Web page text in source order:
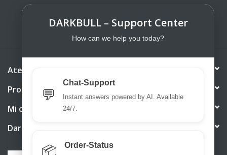
Atención al cliente
Productos
Mi cuenta
DarkBull TrendStore
DARKBULL – Support Center
How can we help you today?
💬
Chat-Support
Instant answers powered by AI. Available
24/7.
📦 Order-Status